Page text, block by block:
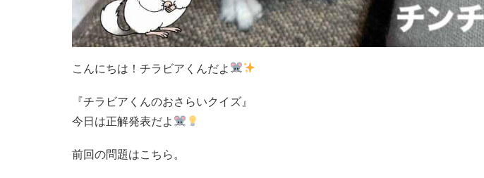
こんにちは！チラビアくんだよ
『チラビアくんのおさらいクイズ』
今日は正解発表だよ
前回の問題はこちら。